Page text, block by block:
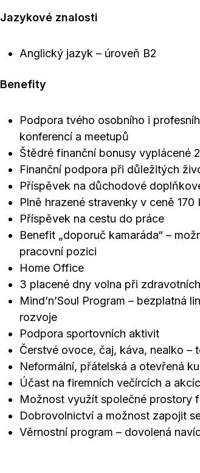
Jazykové znalosti
Anglický jazyk – úroveň B2
Benefity
Podpora tvého osobního i
konferencí a meetupů
Štědré finanční bonusy vyplácené
Finanční podpora při důležitých
Příspěvek na důchodové
Plně hrazené stravenky v ceně 170
Příspěvek na cestu do práce
Benefit „doporuč kamaráda“ –
pracovní pozici
Home Office
3 placené dny volna při
Mind’n’Soul Program – bezplatná
rozvoje
Podpora sportovních aktivit
Čerstvé ovoce, čaj, káva, nealko
Neformální, přátelská a otevřená
Účast na firemních večírcích a
Možnost využít společné prostory
Dobrovolnictví a možnost zapojit
Věrnostní program – dovolená